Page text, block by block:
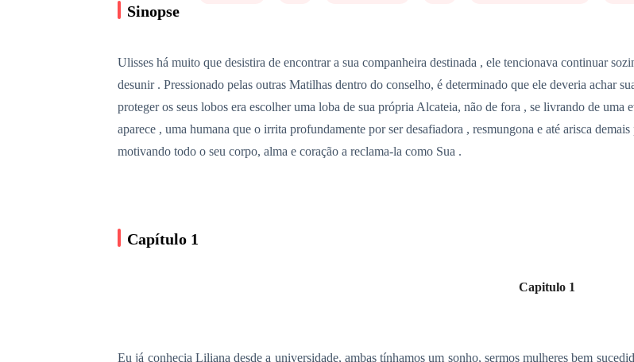
Sinopse
Ulisses há muito que desistira de encontrar a sua companheira destinada , ele tencionava continuar
desunir . Pressionado pelas outras Matilhas dentro do conselho, é determinado que ele deveria achar
proteger os seus lobos era escolher uma loba de sua própria Alcateia, não de fora , se livrando de uma
aparece , uma humana que o irrita profundamente por ser desafiadora , resmungona e até arisca
motivando todo o seu corpo, alma e coração a reclama-la como Sua .
Capítulo 1
Capitulo 1
Eu já conhecia Liliana desde a universidade, ambas tínhamos um sonho, sermos mulheres bem